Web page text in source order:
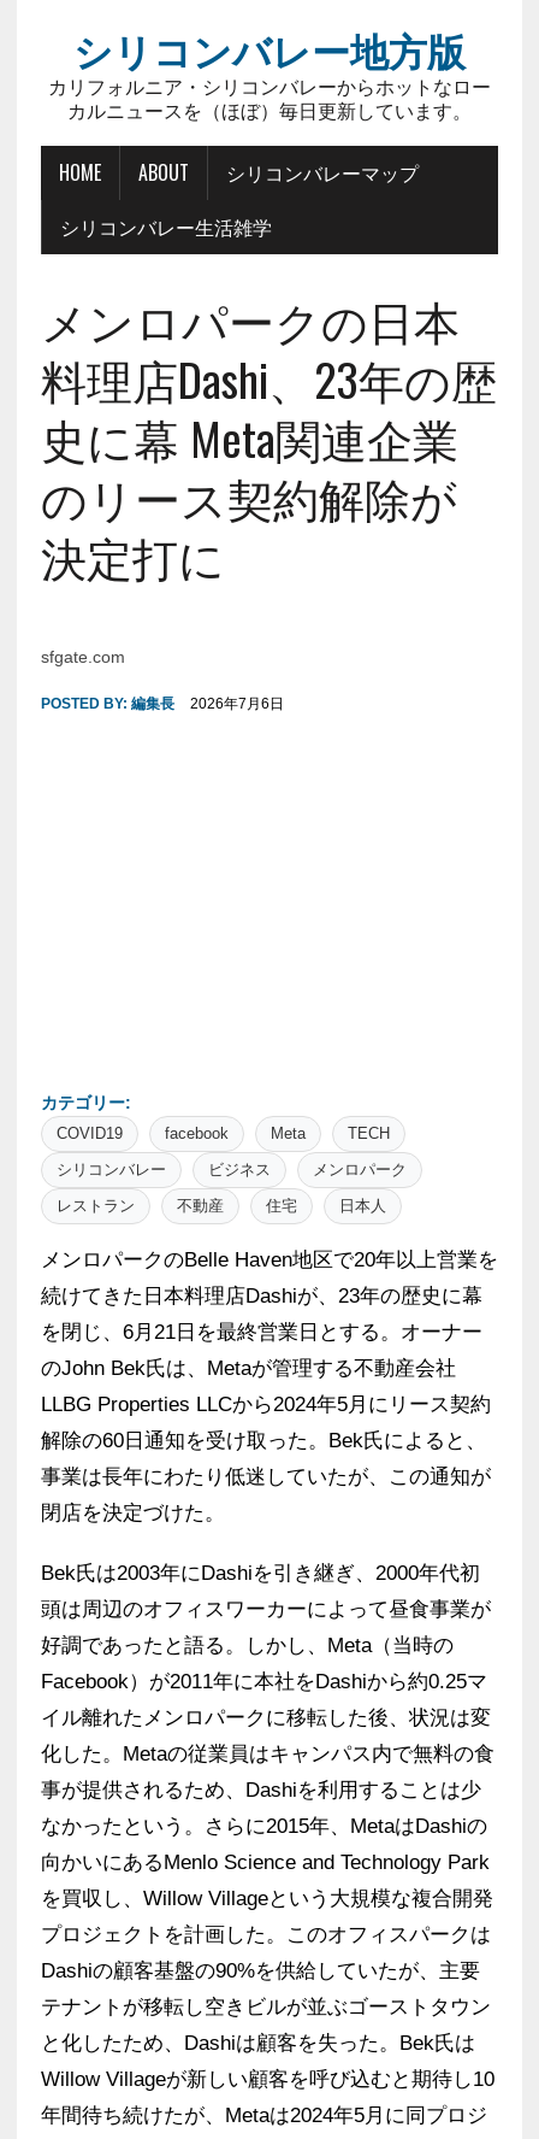
シリコンバレー地方版
カリフォルニア・シリコンバレーからホットなロー
カルニュースを（ほぼ）毎日更新しています。
HOME ABOUT
シリコンバレーマップ
シリコンバレー生活雑学
メンロパークの日本
料理店Dashi、23年の歴
史に幕 Meta関連企業
のリース契約解除が
決定打に
sfgate.com
POSTED BY: 編集長 2026年7月6日
カテゴリー:
COVID19 facebook Meta
TECH
シリコンバレー
ビジネス
メンロパーク
レストラン
不動産 住宅 日本人
メンロパークのBelle Haven地区で20年以上営業を
続けてきた日本料理店Dashiが、23年の歴史に幕
を閉じ、6月21日を最終営業日とする。オーナー
のJohn Bek氏は、Metaが管理する不動産会社
LLBG Properties LLCから2024年5月にリース契約
解除の60日通知を受け取った。Bek氏によると、
事業は長年にわたり低迷していたが、この通知が
閉店を決定づけた。
Bek氏は2003年にDashiを引き継ぎ、2000年代初
頭は周辺のオフィスワーカーによって昼食事業が
好調であったと語る。しかし、Meta（当時の
Facebook）が2011年に本社をDashiから約0.25マ
イル離れたメンロパークに移転した後、状況は変
化した。Metaの従業員はキャンパス内で無料の食
事が提供されるため、Dashiを利用することは少
なかったという。さらに2015年、MetaはDashiの
向かいにあるMenlo Science and Technology Park
を買収し、Willow Villageという大規模な複合開発
プロジェクトを計画した。このオフィスパークは
Dashiの顧客基盤の90%を供給していたが、主要
テナントが移転し空きビルが並ぶゴーストタウン
と化したため、Dashiは顧客を失った。Bek氏は
Willow Villageが新しい顧客を呼び込むと期待し10
年間待ち続けたが、Metaは2024年5月に同プロジ